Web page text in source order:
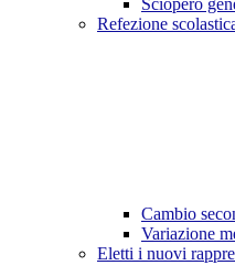
Sciopero
Refezione
Cambio
Variazione
Eletti i nuovi